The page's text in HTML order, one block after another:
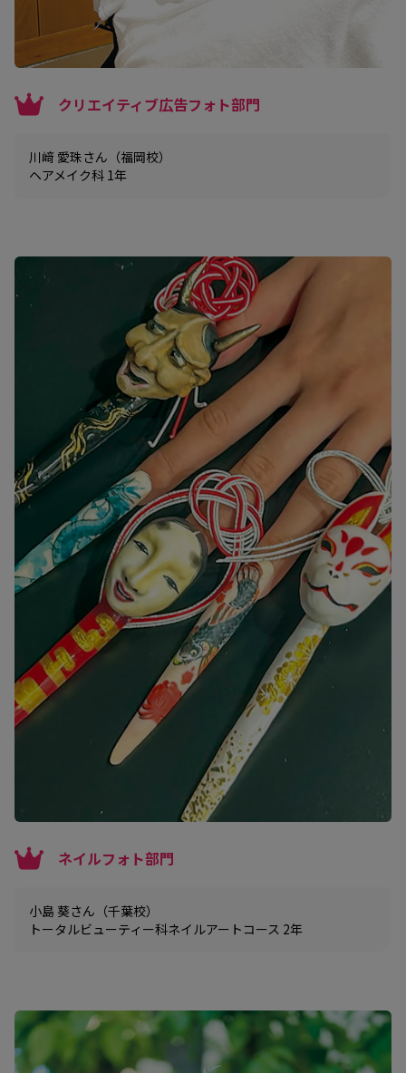
クリエイティブ広告フォト部門
川﨑 愛珠さん（福岡校）
ヘアメイク科 1年
ネイルフォト部門
小島 葵さん（千葉校）
トータルビューティー科ネイルアートコース 2年